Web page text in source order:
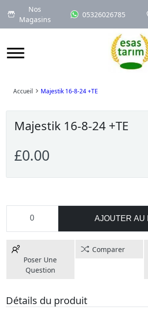
Nos
Magasins
05326026785
Logo
Accueil Majestik 16-8-24 +TE
Majestik 16-8-24 +TE
£0.00
AJOUTER AU
Poser Une
Question
Comparer
Détails du produit